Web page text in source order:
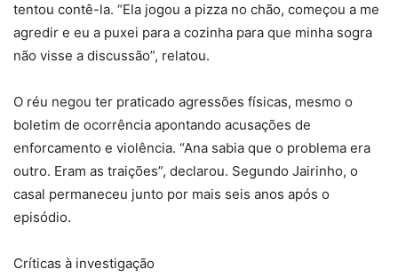
tentou contê-la. “Ela jogou a pizza no chão, começou a me
agredir e eu a puxei para a cozinha para que minha sogra
não visse a discussão”, relatou.
O réu negou ter praticado agressões físicas, mesmo o
boletim de ocorrência apontando acusações de
enforcamento e violência. “Ana sabia que o problema era
outro. Eram as traições”, declarou. Segundo Jairinho, o
casal permaneceu junto por mais seis anos após o
episódio.
Críticas à investigação